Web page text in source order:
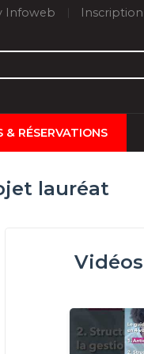
Infoweb
& RÉSERVATIONS
lauréat